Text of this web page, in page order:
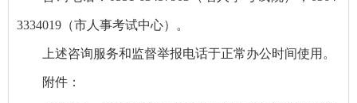
3334019（市人事考试中心）。
上述咨询服务和监督举报电话于正常办公时间使用。
附件：